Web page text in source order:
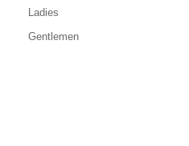
Ladies
Gentlemen